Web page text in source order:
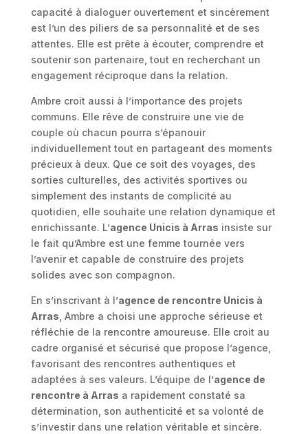
capacité à dialoguer ouvertement et sincèrement
est l’un des piliers de sa personnalité et de ses
attentes. Elle est prête à écouter, comprendre et
soutenir son partenaire, tout en recherchant un
engagement réciproque dans la relation.
Ambre croit aussi à l’importance des projets
communs. Elle rêve de construire une vie de
couple où chacun pourra s’épanouir
individuellement tout en partageant des moments
précieux à deux. Que ce soit des voyages, des
sorties culturelles, des activités sportives ou
simplement des instants de complicité au
quotidien, elle souhaite une relation dynamique et
enrichissante. L’agence Unicis à Arras insiste sur
le fait qu’Ambre est une femme tournée vers
l’avenir et capable de construire des projets
solides avec son compagnon.
En s’inscrivant à l’agence de rencontre Unicis à
Arras , Ambre a choisi une approche sérieuse et
réfléchie de la rencontre amoureuse. Elle croit au
cadre organisé et sécurisé que propose l’agence,
favorisant des rencontres authentiques et
adaptées à ses valeurs. L’équipe de l’agence de
rencontre à Arras a rapidement constaté sa
détermination, son authenticité et sa volonté de
s’investir dans une relation véritable et sincère.